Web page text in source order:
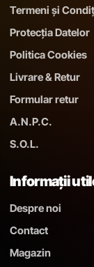
Termeni și
Protecția Datelor
Politica Cookies
Livrare & Retur
Formular retur
A.N.P.C.
S.O.L.
Informații
Despre noi
Contact
Magazin